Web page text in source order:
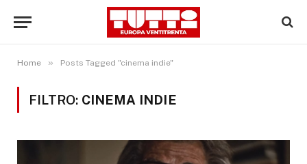
Home » Posts Tagged "cinema indie"
FILTRO: CINEMA INDIE